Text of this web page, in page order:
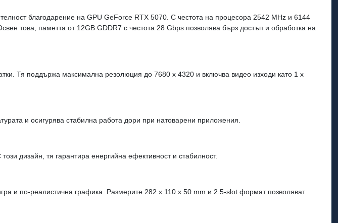
благодарение на GPU GeForce RTX 5070. С честота на процесора 2542 MHz и 6144
това, паметта от 12GB GDDR7 с честота 28 Gbps позволява бърз достъп и обработка на
Тя поддържа максимална резолюция до 7680 x 4320 и включва видео изходи като 1 x
и осигурява стабилна работа дори при натоварени приложения.
дизайн, тя гарантира енергийна ефективност и стабилност.
и по-реалистична графика. Размерите 282 x 110 x 50 mm и 2.5-slot формат позволяват